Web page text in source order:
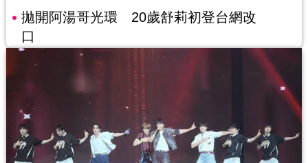
拋開阿湯哥光環 20歲舒莉初登台網改
口